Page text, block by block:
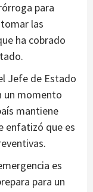
para
las
ha cobrado
Jefe de Estado
un momento
mantiene
enfatizó que es
es
para un